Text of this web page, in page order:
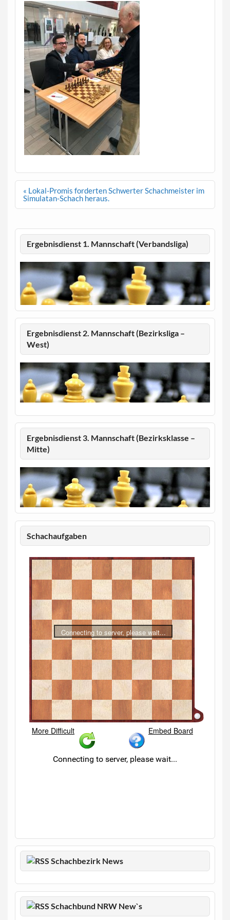
Beitragsnavigation
« Lokal-Promis forderten Schwerter Schachmeister im
Simulatan-Schach heraus.
Ergebnisdienst 1. Mannschaft (Verbandsliga)
Ergebnisdienst 2. Mannschaft (Bezirksliga –
West)
Ergebnisdienst 3. Mannschaft (Bezirksklasse –
Mitte)
Schachaufgaben
Schachbezirk News
Schachbund NRW New`s